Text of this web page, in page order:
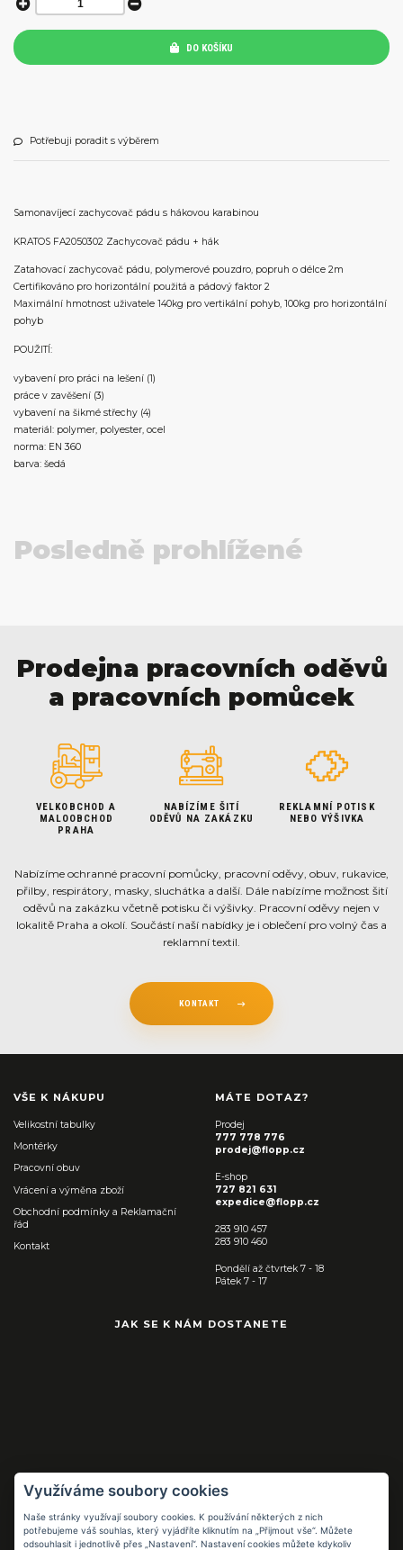
DO KOŠÍKU
Potřebuji poradit s výběrem
Samonavíjecí zachycovač pádu s hákovou karabinou
KRATOS FA2050302 Zachycovač pádu + hák
Zatahovací zachycovač pádu, polymerové pouzdro, popruh o délce 2m
Certifikováno pro horizontální použitá a pádový faktor 2
Maximální hmotnost uživatele 140kg pro vertikální pohyb, 100kg pro horizontální
pohyb
POUŽITÍ:
vybavení pro práci na lešení (1)
práce v zavěšení (3)
vybavení na šikmé střechy (4)
materiál: polymer, polyester, ocel
norma: EN 360
barva: šedá
Posledně prohlížené
Prodejna pracovních oděvů
a pracovních pomůcek
VELKOBCHOD A
MALOOBCHOD
PRAHA
NABÍZÍME ŠITÍ
ODĚVŮ NA ZAKÁZKU
REKLAMNÍ POTISK
NEBO VÝŠIVKA
Nabízíme ochranné pracovní pomůcky, pracovní oděvy, obuv, rukavice,
přilby, respirátory, masky, sluchátka a další. Dále nabízíme možnost šití
oděvů na zakázku včetně potisku či výšivky. Pracovní oděvy nejen v
lokalitě Praha a okolí. Součástí naší nabídky je i oblečení pro volný čas a
reklamní textil.
KONTAKT
VŠE K NÁKUPU
Velikostní tabulky
Montérky
Pracovní obuv
Vrácení a výměna zboží
Obchodní podmínky a Reklamační
řád
Kontakt
MÁTE DOTAZ?
Prodej
777 778 776
prodej@flopp.cz
E-shop
727 821 631
expedice@flopp.cz
283 910 457
283 910 460
Pondělí až čtvrtek 7 - 18
Pátek 7 - 17
JAK SE K NÁM DOSTANETE
Pracovní pomůcky
pro práci i volný
Využíváme soubory cookies
Naše stránky využívají soubory cookies. K používání některých z nich
potřebujeme váš souhlas, který vyjádříte kliknutím na „Přijmout vše“. Můžete
odsouhlasit i jednotlivě přes „Nastavení“. Nastavení cookies můžete kdykoliv